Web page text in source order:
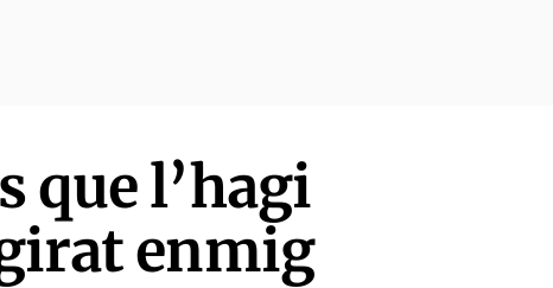
que l’hagi
enmig